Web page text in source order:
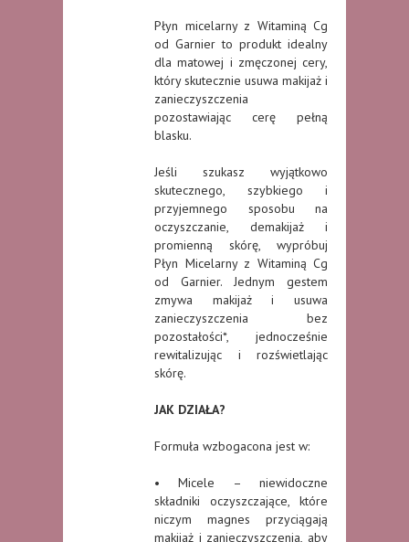
Płyn micelarny z Witaminą Cg
od Garnier to produkt idealny
dla matowej i zmęczonej cery,
który skutecznie usuwa makijaż i
zanieczyszczenia
pozostawiając cerę pełną
blasku.
Jeśli szukasz wyjątkowo
skutecznego, szybkiego i
przyjemnego sposobu na
oczyszczanie, demakijaż i
promienną skórę, wypróbuj
Płyn Micelarny z Witaminą Cg
od Garnier. Jednym gestem
zmywa makijaż i usuwa
zanieczyszczenia bez
pozostałości*, jednocześnie
rewitalizując i rozświetlając
skórę.
JAK DZIAŁA?
Formuła wzbogacona jest w:
• Micele – niewidoczne
składniki oczyszczające, które
niczym magnes przyciągają
makijaż i zanieczyszczenia, aby